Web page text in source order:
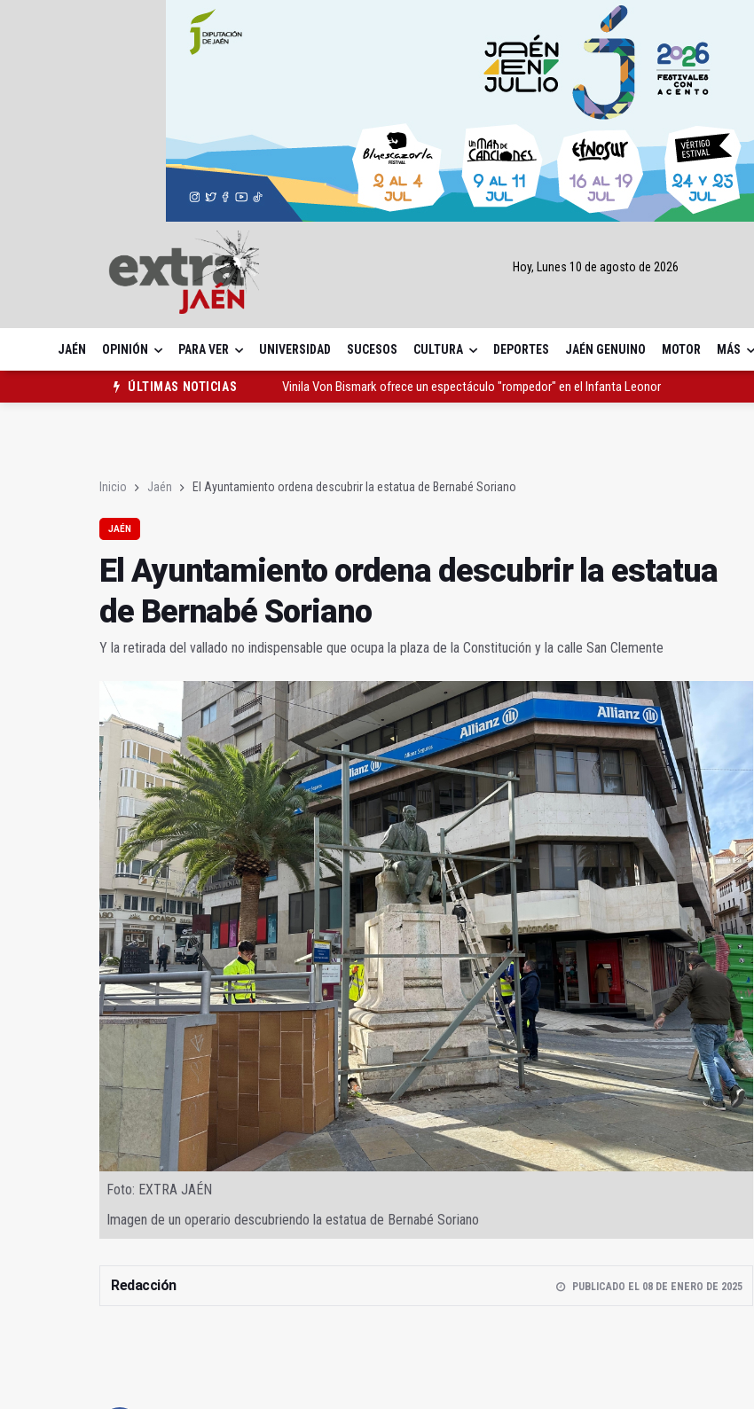
Hoy, Lunes 10 de agosto de 2026
JAÉN OPINIÓN PARA VER UNIVERSIDAD SUCESOS CULTURA DEPORTES JAÉN GENUINO MOTOR MÁS
ÚLTIMAS NOTICIAS
Vinila Von Bismark ofrece un espectáculo "rompedor" en el Infanta Leonor
Inicio Jaén El Ayuntamiento ordena descubrir la estatua de Bernabé Soriano
JAÉN
El Ayuntamiento ordena descubrir la estatua
de Bernabé Soriano
Y la retirada del vallado no indispensable que ocupa la plaza de la Constitución y la calle San Clemente
Foto: EXTRA JAÉN
Imagen de un operario descubriendo la estatua de Bernabé Soriano
Redacción PUBLICADO EL 08 DE ENERO DE 2025